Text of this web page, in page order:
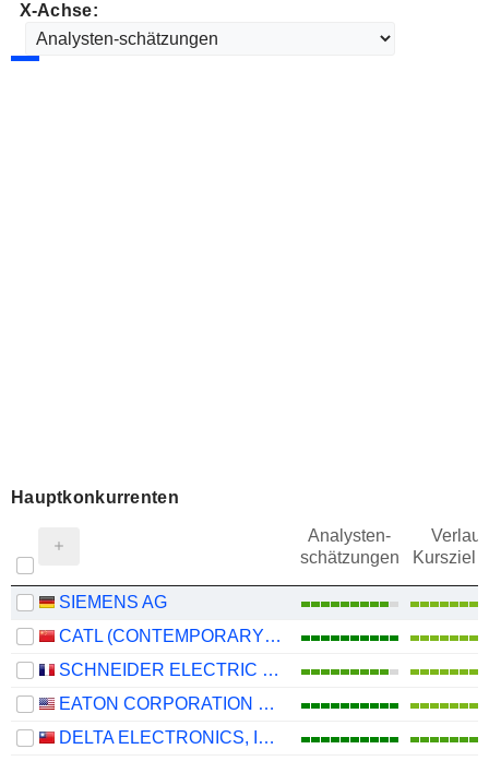
X-Achse:
Hauptkonkurrenten
Analysten-
schätzungen
Verlauf
Kursziel
SIEMENS AG
CATL (CONTEMPORARY AMPEREX TECHNOLOGY)
SCHNEIDER ELECTRIC SE
EATON CORPORATION PLC
DELTA ELECTRONICS, INC.